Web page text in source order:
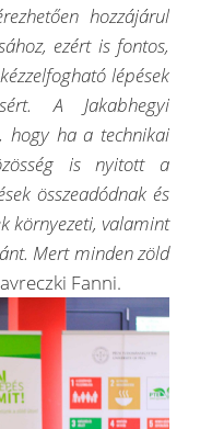
rezhetően hozzájárul
ezért is fontos,
ézzelfogható lépések
A Jakabhegyi
hogy ha a technikai
ég is nyitott a
összeadódnak és
környezeti, valamint
Mert minden zöld
Fanni.